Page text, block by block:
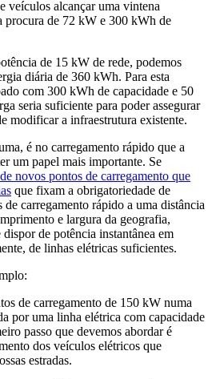
veículos alcançar uma vintena
procura de 72 kW e 300 kWh de
de 15 kW de rede, podemos
diária de 360 kWh. Para esta
com 300 kWh de capacidade e 50
seria suficiente para poder assegurar
modificar a infraestrutura existente.
é no carregamento rápido que a
um papel mais importante. Se
novos pontos de carregamento que
que fixam a obrigatoriedade de
carregamento rápido a uma distância
e largura da geografia,
dispor de potência instantânea em
de linhas elétricas suficientes.
de carregamento de 150 kW numa
por uma linha elétrica com capacidade
passo que devemos abordar é
dos veículos elétricos que
estradas.